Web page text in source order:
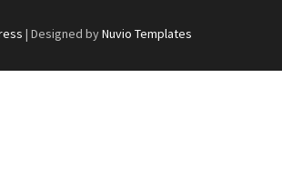
| Designed byNuvio Templates